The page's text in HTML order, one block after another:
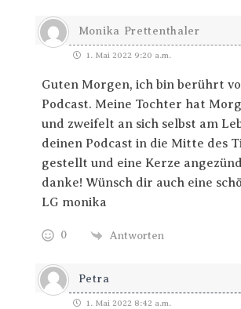
Monika Prettenthaler
1. Mai 2022 9:20 a.m.
Guten Morgen, ich bin berührt
Podcast. Meine Tochter hat
und zweifelt an sich selbst am
deinen Podcast in die Mitte des
gestellt und eine Kerze
danke! Wünsch dir auch eine
LG monika
0 Antworten
Petra
1. Mai 2022 8:42 a.m.